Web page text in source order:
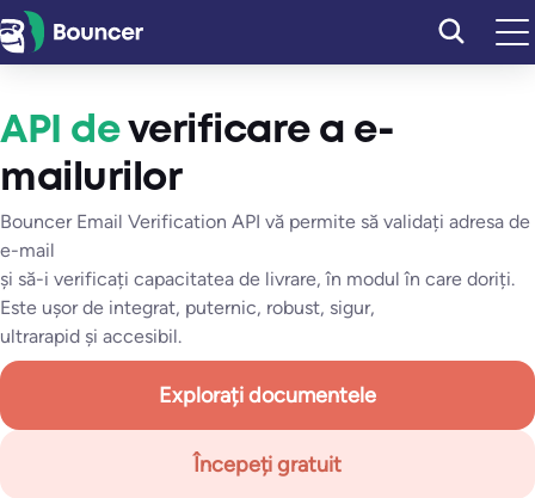
Sari
la
API deverificare a e-
mailurilor
Bouncer Email Verification API vă permite să validați adresa de
e-mail
și să-i verificați capacitatea de livrare, în modul în care doriți.
Este ușor de integrat, puternic, robust, sigur,
ultrarapid și accesibil.
Explorați documentele
Începeți gratuit